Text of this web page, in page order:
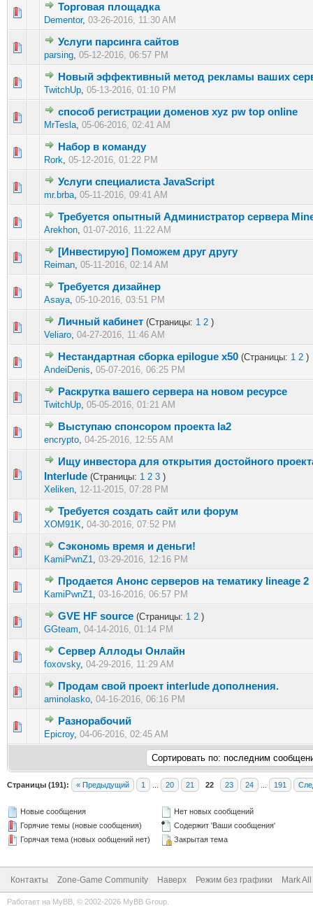
Торговая площадка
Dementor, 03-26-2016, 11:30 AM
0 голос(ов) - 0 из 5 в среднем
12345
Услуги парсинга сайтов
parsing, 05-12-2016, 06:57 PM
0 голос(ов) - 0 из 5 в среднем
12345
Новый эффективный метод рекламы ваших
TwitchUp, 05-13-2016, 01:10 PM
0 голос(ов) - 0 из 5 в среднем
12345
способ регистрации доменов xyz pw top online
MrTesla, 05-06-2016, 02:41 AM
0 голос(ов) - 0 из 5 в среднем
12345
Набор в команду
Rork, 05-12-2016, 01:22 PM
0 голос(ов) - 0 из 5 в среднем
123
Услуги специалиста JavaScript
mr.brba, 05-11-2016, 09:41 AM
0 голос(ов) - 0 из 5 в среднем
12345
Требуется опытный Администратор сервера
Arekhon, 01-07-2016, 11:22 AM
0 голос(ов) - 0 из 5 в среднем
1 2345
[Инвестирую] Поможем друг другу
Reiman, 05-11-2016, 02:14 AM
0 голос(ов) - 0 из 5 в среднем
12345
Требуется дизайнер
Asaya, 05-10-2016, 03:51 PM
0 голос(ов) - 0 из 5 в среднем
12345
Личный кабинет (Страницы: 1 2 )
Veliaro, 04-27-2016, 11:46 AM
0 голос(ов) - 0 из 5 в среднем
12 345
Нестандартная сборка epilogue x50 (Страницы: 1 2 )
AndeiDenis, 05-07-2016, 06:25 PM
0 голос(ов) - 0 из 5 в среднем
12345
Раскрутка вашего сервера на новом ресурсе
TwitchUp, 05-05-2016, 01:21 AM
0 голос(ов) - 0 из 5 в среднем
123 45
Выступаю спонсором проекта la2
encrypto, 04-25-2016, 12:55 AM
0 голос(ов) - 0 из 5 в среднем
12345
Ищу инвестора для открытия достойного
Interlude (Страницы: 1 2 3 )
Xeliken, 12-11-2015, 07:28 PM
0 голос(ов) - 0 из 5 в среднем
1 2 345
Требуется создать сайт или форум
XOM91K, 04-30-2016, 07:52 PM
0 голос(ов) - 0 из 5 в среднем
1234 5
Сэкономь время и деньги!
KamiPwnZ1, 03-29-2016, 12:16 PM
0 голос(ов) - 0 из 5 в среднем
12 34 5
Продается Анонс серверов на тематику lineage 2
KamiPwnZ1, 03-16-2016, 06:57 PM
0 голос(ов) - 0 из 5 в среднем
123 45
GVE HF source (Страницы: 1 2 )
GGteam, 04-14-2016, 01:14 PM
0 голос(ов) - 0 из 5 в среднем
12345
Сервер Аллоды Онлайн
foxovsky, 04-29-2016, 11:29 AM
0 голос(ов) - 0 из 5 в среднем
12 345
Продам свой проект interlude дополнения.
aminolasko, 04-16-2016, 06:16 PM
0 голос(ов) - 0 из 5 в среднем
12345
Разнорабочий
Epicroy, 04-06-2016, 02:45 AM
0 голос(ов) - 0 из 5 в среднем
Страницы (191): « Предыдущий 1 20 21 22 23 24 191
Новые сообщения
Горячие темы (новые сообщения)
Горячая тема (новых ообщений нет)
Нет новых сообщений
Содержит 'Ваши сообщения'
Закрытая тема
Контакты Zone-Game Community Наверх Режим без графики Mark
Работает на MyBB , © 2002-2026 MyBB Group